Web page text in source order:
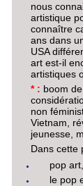
nous
artistique
connaître
ans dans
USA
art est-il
artistiques
* : boom
non
Vietnam,
jeunesse,
Dans cette
pop
le pop